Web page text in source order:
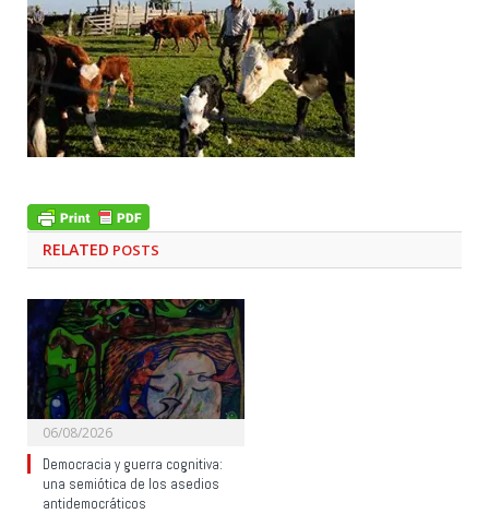
RELATED POSTS
06/08/2026
Democracia y guerra cognitiva:
una semiótica de los asedios
antidemocráticos